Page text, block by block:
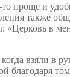
проще и
также
«Церковь в
взяли в
благодаря